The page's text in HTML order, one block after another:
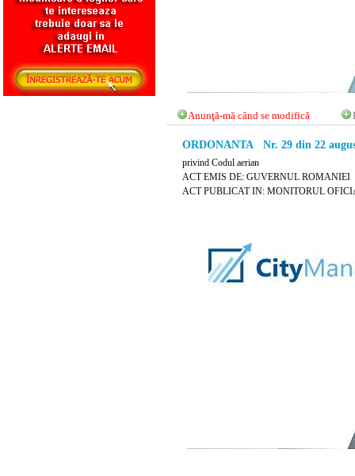
Anunţă-mă când se modifică
ORDONANTA Nr. 29 din 22
privind Codul aerian
ACT EMIS DE: GUVERNUL ROMANIEI
ACT PUBLICAT IN: MONITORUL